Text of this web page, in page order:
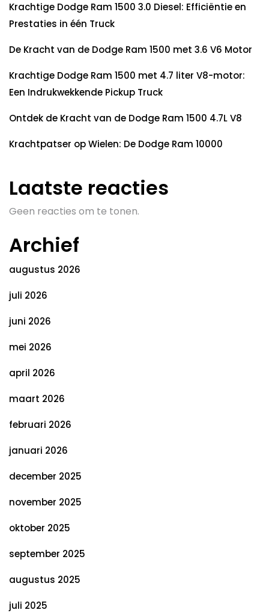
Krachtige Dodge Ram 1500 3.0 Diesel: Efficiëntie en
Prestaties in één Truck
De Kracht van de Dodge Ram 1500 met 3.6 V6 Motor
Krachtige Dodge Ram 1500 met 4.7 liter V8-motor:
Een Indrukwekkende Pickup Truck
Ontdek de Kracht van de Dodge Ram 1500 4.7L V8
Krachtpatser op Wielen: De Dodge Ram 10000
Laatste reacties
Geen reacties om te tonen.
Archief
augustus 2026
juli 2026
juni 2026
mei 2026
april 2026
maart 2026
februari 2026
januari 2026
december 2025
november 2025
oktober 2025
september 2025
augustus 2025
juli 2025